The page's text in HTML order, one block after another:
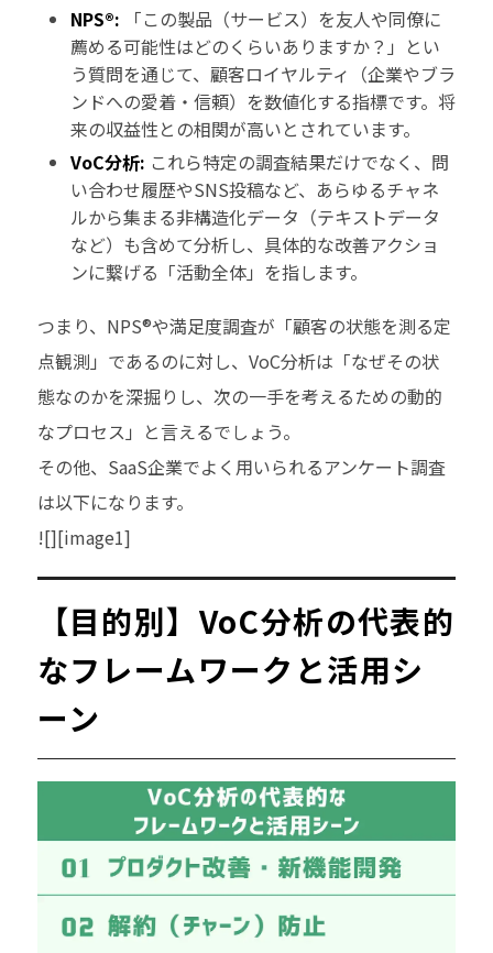
NPS®: 「この製品（サービス）を友人や同僚に
薦める可能性はどのくらいありますか？」とい
う質問を通じて、顧客ロイヤルティ（企業やブラ
ンドへの愛着・信頼）を数値化する指標です。将
来の収益性との相関が高いとされています。
VoC分析: これら特定の調査結果だけでなく、問
い合わせ履歴やSNS投稿など、あらゆるチャネ
ルから集まる非構造化データ（テキストデータ
など）も含めて分析し、具体的な改善アクショ
ンに繋げる「活動全体」を指します。
つまり、NPS®や満足度調査が「顧客の状態を測る定
点観測」であるのに対し、VoC分析は「なぜその状
態なのかを深掘りし、次の一手を考えるための動的
なプロセス」と言えるでしょう。
その他、SaaS企業でよく用いられるアンケート調査
は以下になります。
![][image1]
【目的別】VoC分析の代表的
なフレームワークと活用シ
ーン